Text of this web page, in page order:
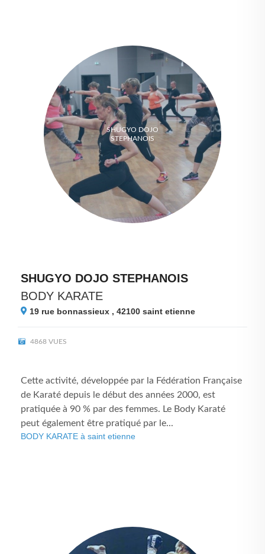
SHUGYO DOJO
STEPHANOIS
SHUGYO DOJO STEPHANOIS
BODY KARATE
19 rue bonnassieux , 42100 saint etienne
4868 VUES
Cette activité, développée par la Fédération Française
de Karaté depuis le début des années 2000, est
pratiquée à 90 % par des femmes. Le Body Karaté
peut également être pratiqué par le...
BODY KARATE à saint etienne